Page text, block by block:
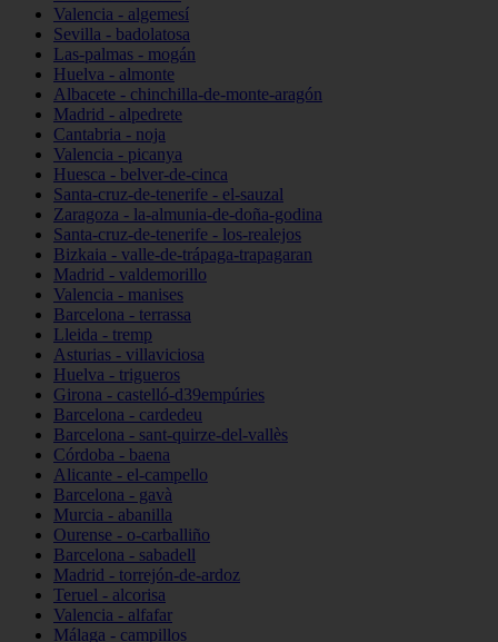
Valencia - algemesí
Sevilla - badolatosa
Las-palmas - mogán
Huelva - almonte
Albacete - chinchilla-de-monte-aragón
Madrid - alpedrete
Cantabria - noja
Valencia - picanya
Huesca - belver-de-cinca
Santa-cruz-de-tenerife - el-sauzal
Zaragoza - la-almunia-de-doña-godina
Santa-cruz-de-tenerife - los-realejos
Bizkaia - valle-de-trápaga-trapagaran
Madrid - valdemorillo
Valencia - manises
Barcelona - terrassa
Lleida - tremp
Asturias - villaviciosa
Huelva - trigueros
Girona - castelló-d39empúries
Barcelona - cardedeu
Barcelona - sant-quirze-del-vallès
Córdoba - baena
Alicante - el-campello
Barcelona - gavà
Murcia - abanilla
Ourense - o-carballiño
Barcelona - sabadell
Madrid - torrejón-de-ardoz
Teruel - alcorisa
Valencia - alfafar
Málaga - campillos